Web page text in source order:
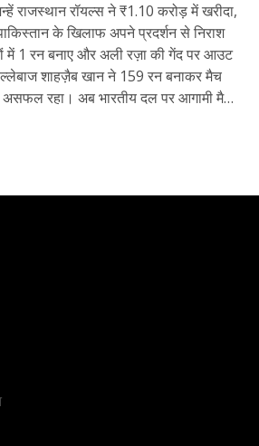
राजस्थान रॉयल्स ने ₹1.10 करोड़ में खरीदा,
के खिलाफ अपने प्रदर्शन से निराश
में 1 रन बनाए और अली रज़ा की गेंद पर आउट
शाहज़ैब खान ने 159 रन बनाकर मैच
असफल रहा। अब भारतीय दल पर आगामी मैचों